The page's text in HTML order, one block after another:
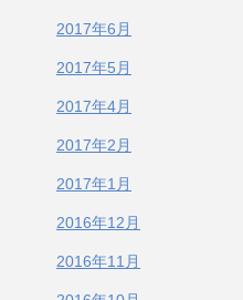
2017年6月
2017年5月
2017年4月
2017年2月
2017年1月
2016年12月
2016年11月